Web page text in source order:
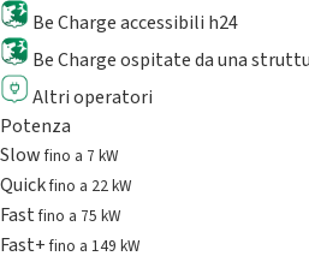
Be Charge accessibili h24
Be Charge ospitate da una
Altri operatori
Potenza
Slowfino a 7 kW
Quickfino a 22 kW
Fastfino a 75 kW
Fast+fino a 149 kW